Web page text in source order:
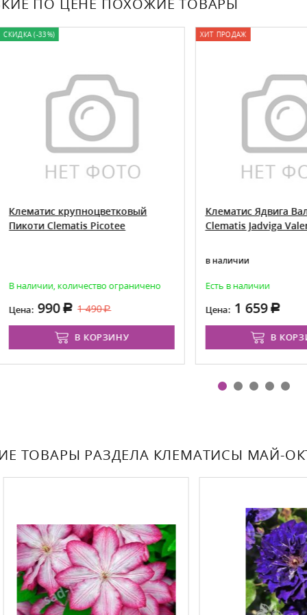
ПО ЦЕНЕ ПОХОЖИЕ ТОВАРЫ
33%)
крупноцветковый
Clematis Picotee
количество ограничено
990 1 490
В КОРЗИНУ
ХИТ ПРОДАЖ
Клематис Ядвига Валенис
Clematis Jadviga Valenis
в наличии
Есть в наличии
1 659
В КОРЗИНУ
ТОВАРЫ РАЗДЕЛА КЛЕМАТИСЫ МАЙ-